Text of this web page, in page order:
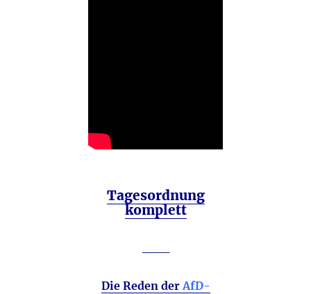
Tagesordnung
komplett
Die Reden derAfD-